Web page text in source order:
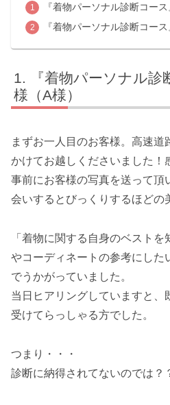
『着物パーソナル診断コー
『着物パーソナル診断コー
『着物パーソナル
様（A様）
まずお一人目のお客様。高速
かけてお越しくださいました！
事前にお客様の写真を送って頂
会いするとびっくりするほどの
「着物に関する自身のベスト
やコーディネートの参考にした
でうかがっていました。
当日ヒアリングしていますと、
受けてらっしゃる方でした。
つまり・・・
診断に納得されてないのでは？